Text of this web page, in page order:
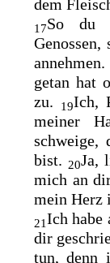
dem
17So du
annehmen.
getan hat
zu.
19Ich,
meiner
schweige,
bist. 20Ja,
mich an
mein Herz
21Ich habe
dir
tun, denn